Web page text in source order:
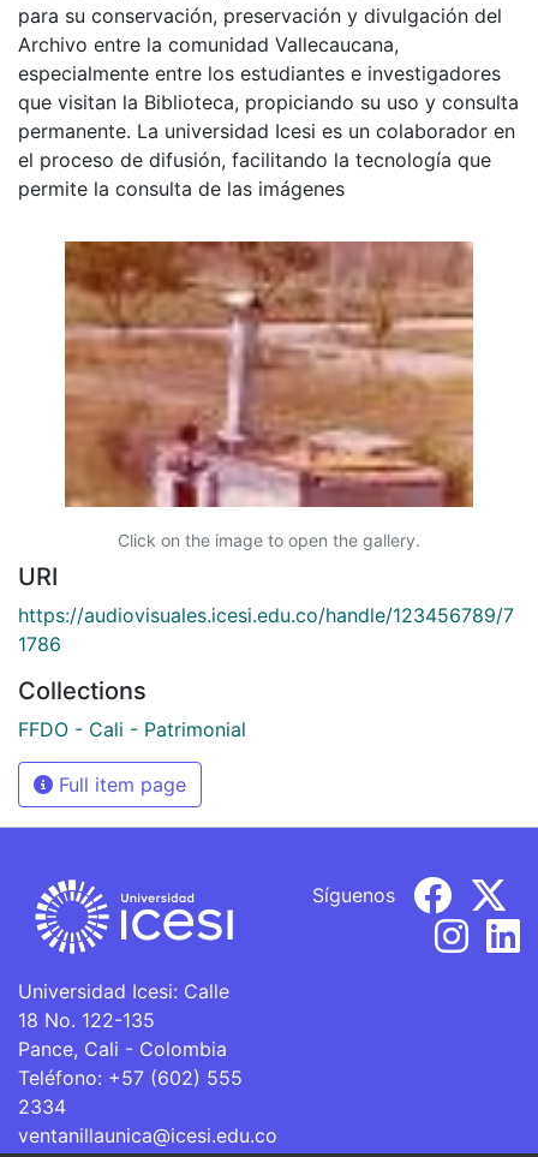
para su conservación, preservación y divulgación del
Archivo entre la comunidad Vallecaucana,
especialmente entre los estudiantes e investigadores
que visitan la Biblioteca, propiciando su uso y consulta
permanente. La universidad Icesi es un colaborador en
el proceso de difusión, facilitando la tecnología que
permite la consulta de las imágenes
Click on the image to open the gallery.
URI
https://audiovisuales.icesi.edu.co/handle/123456789/7
1786
Collections
FFDO - Cali - Patrimonial
Full item page
Universidad Icesi: Calle
18 No. 122-135
Pance, Cali - Colombia
Teléfono: +57 (602) 555
2334
ventanillaunica@icesi.edu.co
Síguenos